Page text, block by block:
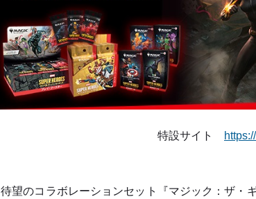
特設サイト
待望のコラボレーションセット『マジック：ザ・